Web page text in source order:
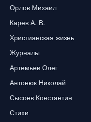
Орлов Михаил
Карев А. В.
Христианская жизнь
Журналы
Артемьев Олег
Антонюк Николай
Сысоев Константин
Стихи